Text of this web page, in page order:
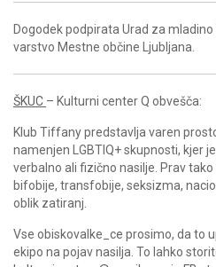
Dogodek podpirata Urad za
varstvo Mestne občine Ljubljana.
ŠKUC – Kulturni center Q obvešča:
Klub Tiffany predstavlja varen
namenjen LGBTIQ+ skupnosti, kjer
verbalno ali fizično nasilje. Prav
bifobije, transfobije, seksizma,
oblik zatiranj.
Vse obiskovalke_ce prosimo, da to
ekipo na pojav nasilja. To lahko